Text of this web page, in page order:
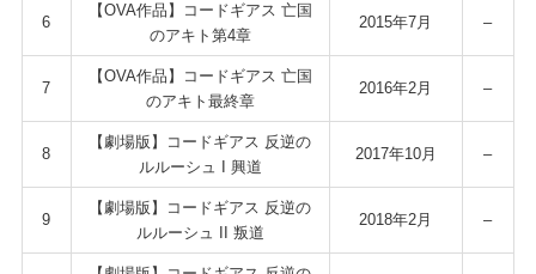
6
【OVA作品】コードギアス 亡国
のアキト第4章
2015年7月 –
7
【OVA作品】コードギアス 亡国
のアキト最終章
2016年2月 –
8
【劇場版】コードギアス 反逆の
ルルーシュ I 興道
2017年10月 –
9
【劇場版】コードギアス 反逆の
ルルーシュ II 叛道
2018年2月 –